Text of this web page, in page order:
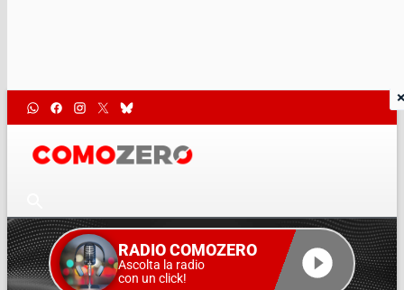
RADIO COMOZERO
Ascolta la radio
con un click!